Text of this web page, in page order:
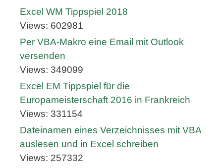
Excel WM Tippspiel 2018
Views: 602981
Per VBA-Makro eine Email mit Outlook
versenden
Views: 349099
Excel EM Tippspiel für die
Europameisterschaft 2016 in Frankreich
Views: 331154
Dateinamen eines Verzeichnisses mit VBA
auslesen und in Excel schreiben
Views: 257332